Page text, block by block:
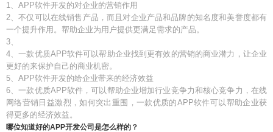
1、APP软件开发的对企业的营销作用
2、不仅可以在线销售产品，而且对企业产品和品牌的知名度和美誉度都有
一个提升作用。帮助企业为用户提供更满足需求的产品。
3、
4、一款优质APP软件可以帮助企业找到更有效的营销的商业潜力，让企业
更好的来保护自己的商业机密。
5、APP软件开发的给企业带来的经济效益
6、一款优质APP软件，可以帮助企业增加行业竞争力和核心竞争力，在线
网络营销日益激烈，如何突出重围，一款优质的APP软件可以帮助企业获
得更多的经济效益。
哪位知道好的APP开发公司是怎么样的？